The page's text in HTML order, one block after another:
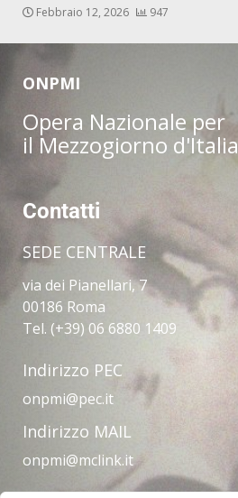
Febbraio 12, 2026 947
ONPMI
Opera Nazionale per
il Mezzogiorno d'Italia
Contatti
SEDE CENTRALE
via dei Pianellari, 7
00186 Roma
Tel. (+39) 06 6880 1409
Indirizzo PEC
onpmi@pec.it
Indirizzo MAIL
onpmi@mclink.it